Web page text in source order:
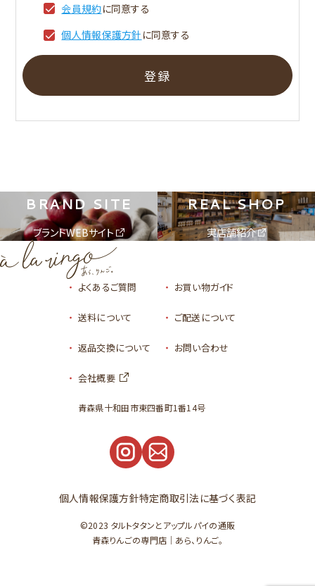
会員規約に同意する
個人情報保護方針 に同意する
登録
BRAND SITE
ブランドWEBサイト
REAL SHOP
実店舗紹介
よくあるご質問 お買い物ガイド
送料について ご配送について
返品交換について お問い合わせ
会社概要
青森県十和田市東四番町1番14号
個人情報保護方針特定商取引法に基づく表記
©2023 タルトタタンとアップルパイの通販
青森りんごの専門店｜あら、りんご。